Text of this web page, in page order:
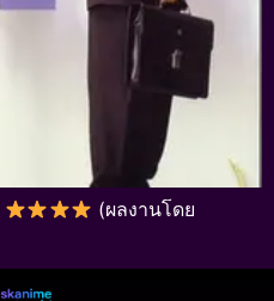
(ผลงานโดย